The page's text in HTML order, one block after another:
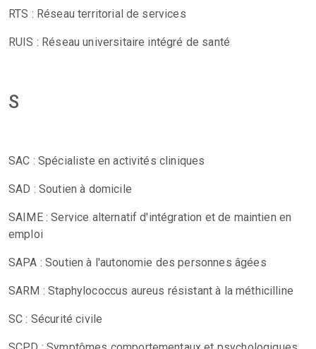
RTS : Réseau territorial de services
RUIS : Réseau universitaire intégré de santé
S
SAC : Spécialiste en activités cliniques
SAD : Soutien à domicile
SAIME : Service alternatif d'intégration et de maintien en
emploi
SAPA : Soutien à l'autonomie des personnes âgées
SARM : Staphylococcus aureus résistant à la méthicilline
SC : Sécurité civile